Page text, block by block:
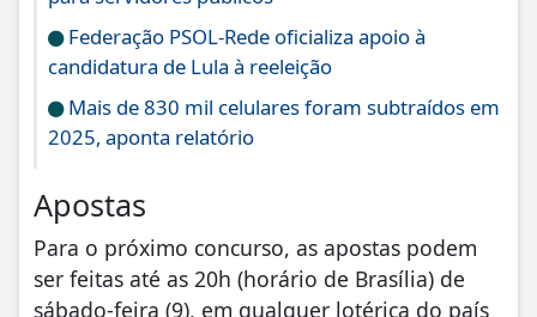
Federação PSOL-Rede oficializa apoio à
candidatura de Lula à reeleição
Mais de 830 mil celulares foram subtraídos em
2025, aponta relatório
Apostas
Para o próximo concurso, as apostas podem
ser feitas até as 20h (horário de Brasília) de
sábado-feira (9), em qualquer lotérica do país